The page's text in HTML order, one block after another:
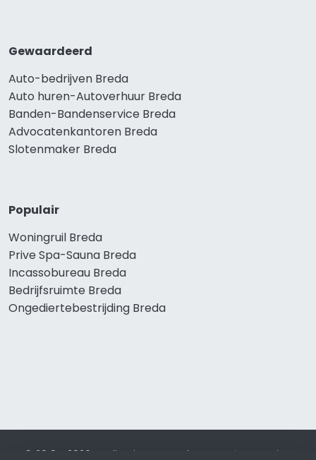
Gewaardeerd
Auto-bedrijven Breda
Auto huren-Autoverhuur Breda
Banden-Bandenservice Breda
Advocatenkantoren Breda
Slotenmaker Breda
Populair
Woningruil Breda
Prive Spa-Sauna Breda
Incassobureau Breda
Bedrijfsruimte Breda
Ongediertebestrijding Breda
© 2019 - 2026 Realisatie en SEO door SEO-bureau Lion